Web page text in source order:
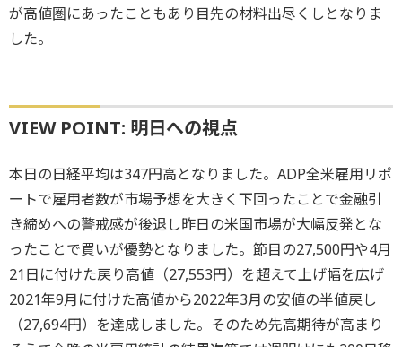
が高値圏にあったこともあり目先の材料出尽くしとなりま
した。
VIEW POINT: 明日への視点
本日の日経平均は347円高となりました。ADP全米雇用リポ
ートで雇用者数が市場予想を大きく下回ったことで金融引
き締めへの警戒感が後退し昨日の米国市場が大幅反発とな
ったことで買いが優勢となりました。節目の27,500円や4月
21日に付けた戻り高値（27,553円）を超えて上げ幅を広げ
2021年9月に付けた高値から2022年3月の安値の半値戻し
（27,694円）を達成しました。そのため先高期待が高まり